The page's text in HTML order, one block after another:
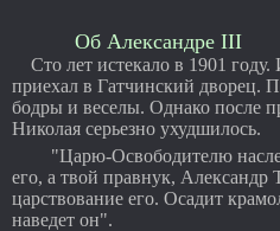
Об Александре III
Сто лет истекало в 1901
приехал в Гатчинский дворец.
бодры и веселы. Однако после
Николая серьезно ухудшилось.
"Царю-Освободителю
его, а твой правнук, Александр
царствование его. Осадит
наведет он".